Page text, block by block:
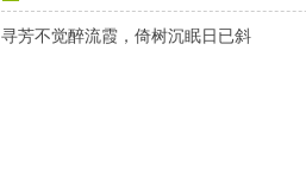
寻芳不觉醉流霞，倚树沉眠日已斜